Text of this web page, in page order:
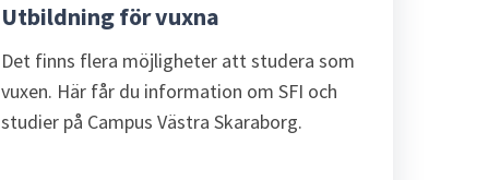
Utbildning för vuxna
Det finns flera möjligheter att studera som
vuxen. Här får du information om SFI och
studier på Campus Västra Skaraborg.